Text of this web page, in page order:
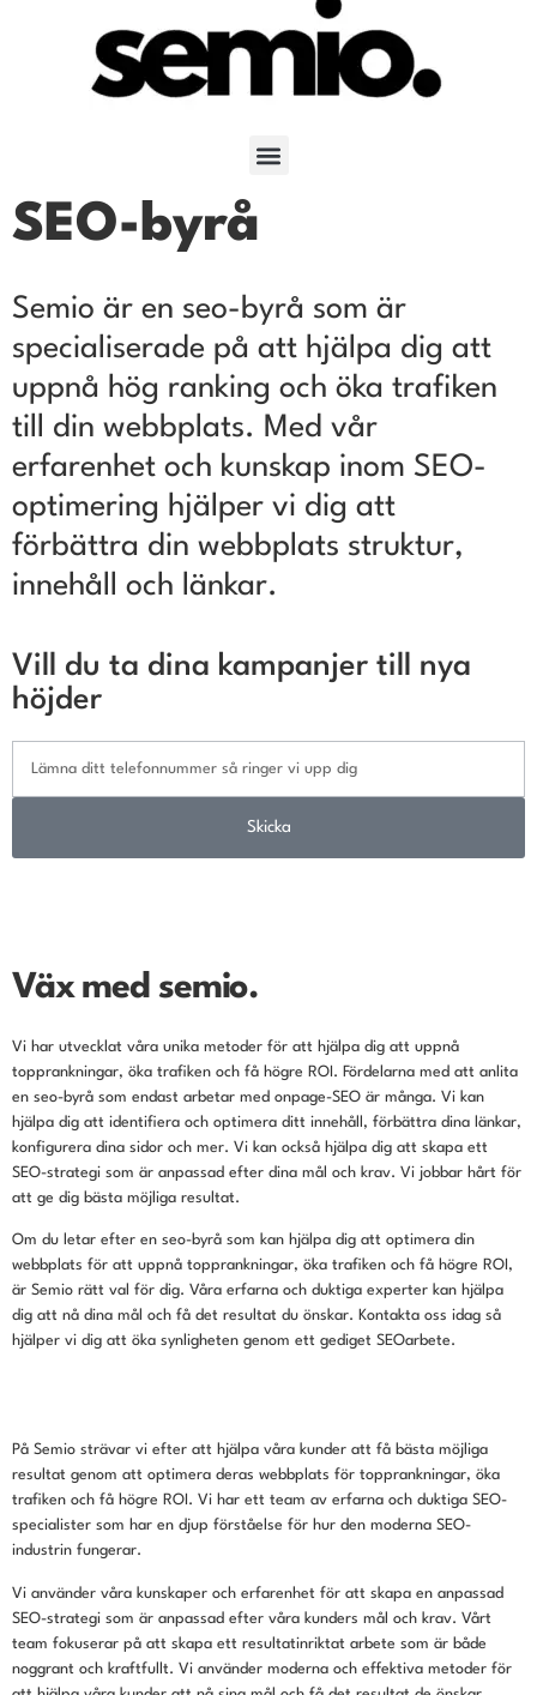
SEO-byrå
Semio är en seo-byrå som är
specialiserade på att hjälpa dig att
uppnå hög ranking och öka trafiken
till din webbplats. Med vår
erfarenhet och kunskap inom SEO-
optimering hjälper vi dig att
förbättra din webbplats struktur,
innehåll och länkar.
Vill du ta dina kampanjer till nya
höjder
Skicka
Väx med semio.
Vi har utvecklat våra unika metoder för att hjälpa dig att uppnå
topprankningar, öka trafiken och få högre ROI. Fördelarna med att anlita
en seo-byrå som endast arbetar med onpage-SEO är många. Vi kan
hjälpa dig att identifiera och optimera ditt innehåll, förbättra dina länkar,
konfigurera dina sidor och mer. Vi kan också hjälpa dig att skapa ett
SEO-strategi som är anpassad efter dina mål och krav. Vi jobbar hårt för
att ge dig bästa möjliga resultat.
Om du letar efter en seo-byrå som kan hjälpa dig att optimera din
webbplats för att uppnå topprankningar, öka trafiken och få högre ROI,
är Semio rätt val för dig. Våra erfarna och duktiga experter kan hjälpa
dig att nå dina mål och få det resultat du önskar. Kontakta oss idag så
hjälper vi dig att öka synligheten genom ett gediget SEOarbete.
På Semio strävar vi efter att hjälpa våra kunder att få bästa möjliga
resultat genom att optimera deras webbplats för topprankningar, öka
trafiken och få högre ROI. Vi har ett team av erfarna och duktiga SEO-
specialister som har en djup förståelse för hur den moderna SEO-
industrin fungerar.
Vi använder våra kunskaper och erfarenhet för att skapa en anpassad
SEO-strategi som är anpassad efter våra kunders mål och krav. Vårt
team fokuserar på att skapa ett resultatinriktat arbete som är både
noggrant och kraftfullt. Vi använder moderna och effektiva metoder för